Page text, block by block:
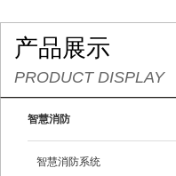
产品展示
PRODUCT DISPLAY
智慧消防
智慧消防系统